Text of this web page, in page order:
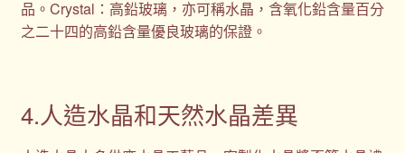
品。Crystal：高鉛玻璃，亦可稱水晶，含氧化鉛含量百分
之二十四的高鉛含量優良玻璃的保證。
4.人造水晶和天然水晶差異